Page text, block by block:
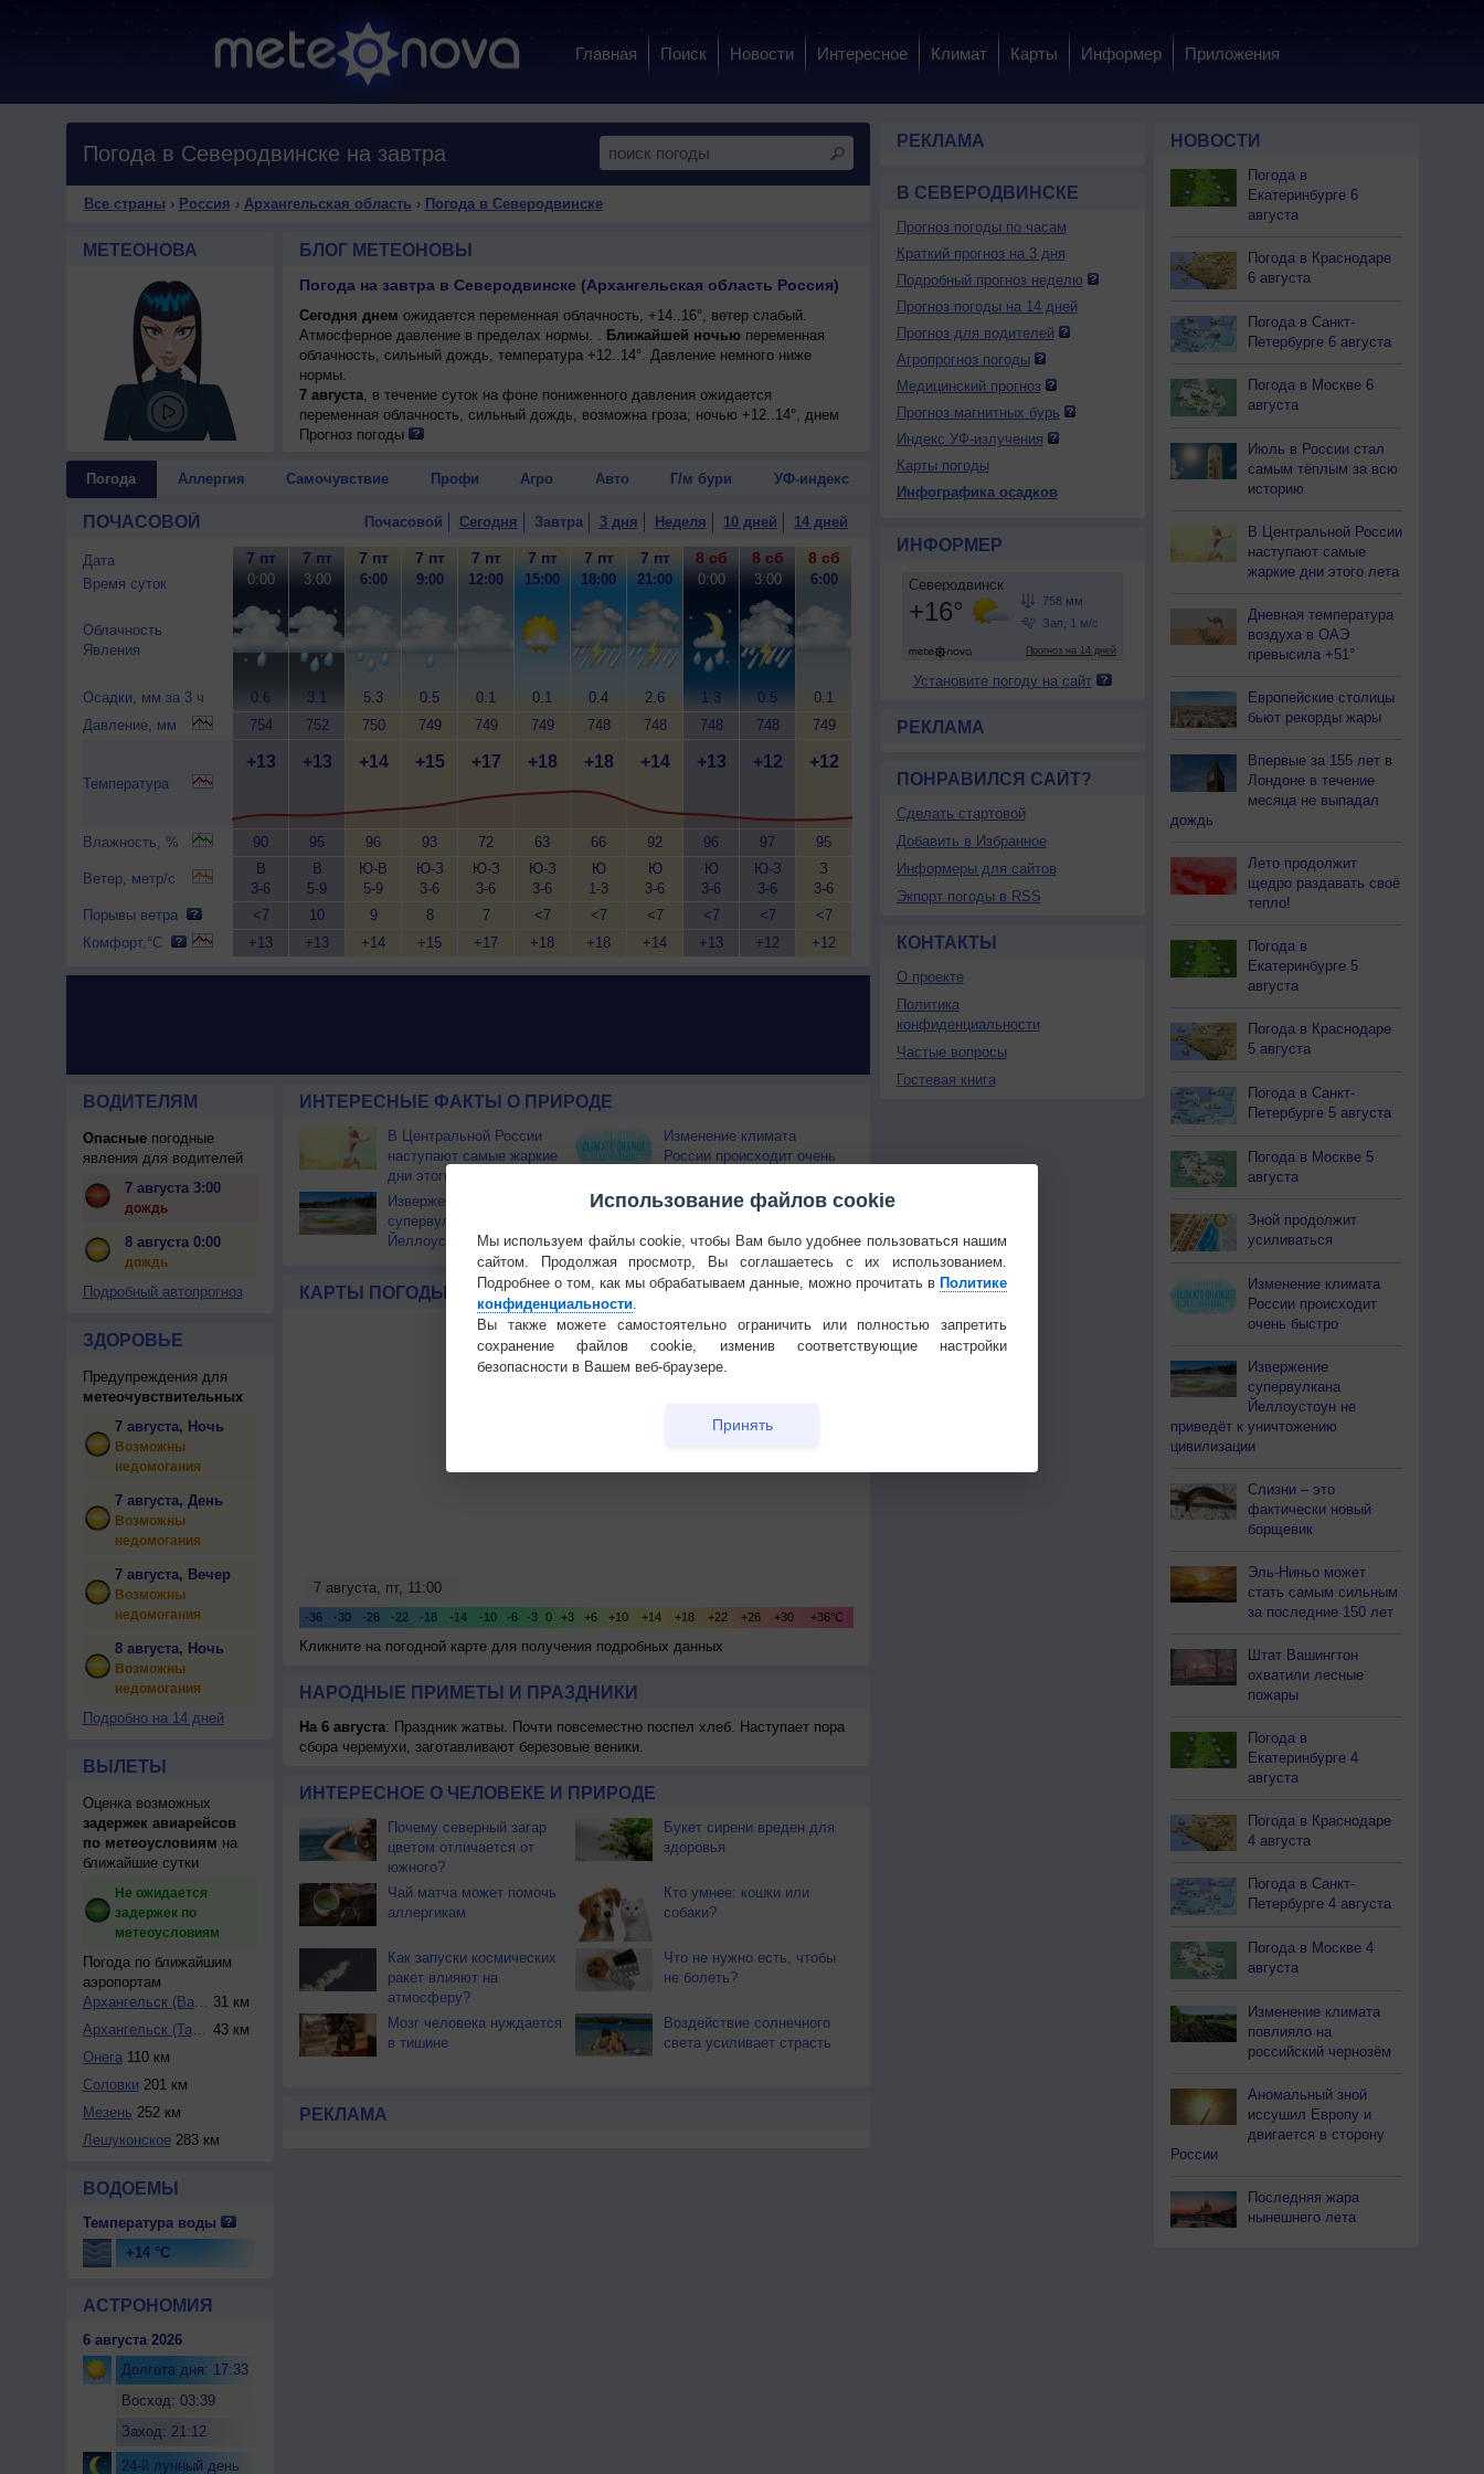
Главная Поиск Новости Интересное Климат Карты Информер Приложения
Погода в Северодвинске на завтра
Все страны › Россия › Архангельская область › Погода в Северодвинске
МЕТЕОНОВА БЛОГ МЕТЕОНОВЫ
Погода на завтра в Северодвинске (Архангельская область Россия)
Сегодня днем ожидается переменная облачность, +14..16°, ветер слабый.
Атмосферное давление в пределах нормы. . Ближайшей ночьюпеременная
облачность, сильный дождь, температура +12..14°. Давление немного ниже
нормы.
7 августа, в течение суток на фоне пониженного давления ожидается
переменная облачность, сильный дождь, возможна гроза; ночью +12..14°, днем
+17..19°, ветер западный, умеренный.
Прогноз погоды
Погода Аллергия Самочувствие Профи Агро Авто Г/м бури УФ-индекс
ПОЧАСОВОЙ Почасовой Сегодня Завтра 3 дня Неделя 10 дней 14 дней
Дата
Время суток
Облачность
Явления
Осадки, мм за 3 ч
Давление, мм
Температура
Влажность, %
Ветер, метр/с
Порывы ветра
Комфорт,°C
7 пт
0:00
0.6
754
+13
90
В
3-6
<7
+13
7 пт
3:00
3.1
752
+13
95
В
5-9
10
+13
7 пт
6:00
5.3
750
+14
96
Ю-В
5-9
9
+14
7 пт
9:00
0.5
749
+15
93
Ю-З
3-6
8
+15
7 пт
12:00
0.1
749
+17
72
Ю-З
3-6
7
+17
7 пт
15:00
0.1
749
+18
63
Ю-З
3-6
<7
+18
7 пт
18:00
0.4
748
+18
66
Ю
1-3
<7
+18
7 пт
21:00
2.6
748
+14
92
Ю
3-6
<7
+14
8 сб
0:00
1.3
748
+13
96
Ю
3-6
<7
+13
8 сб
3:00
0.5
748
+12
97
Ю-З
3-6
<7
+12
8 сб
6:00
0.1
749
+12
95
З
3-6
<7
+12
ВОДИТЕЛЯМ
Опасныепогодные
явления для водителей
7 августа 3:00
дождь
8 августа 0:00
дождь
Подробный автопрогноз
ЗДОРОВЬЕ
Предупреждения для
метеочувствительных
7 августа, Ночь
Возможны
недомогания
7 августа, День
Возможны
недомогания
7 августа, Вечер
Возможны
недомогания
8 августа, Ночь
Возможны
недомогания
Подробно на 14 дней
ВЫЛЕТЫ
Оценка возможных
задержек авиарейсов
по метеоусловиям на
ближайшие сутки
Не ожидается
задержек по
метеоусловиям
Погода по ближайшим
аэропортам
Архангельск (Вась... 31 км
Архангельск (Тала... 43 км
Онега110 км
Соловки 201 км
Мезень 252 км
Лешуконское283 км
ВОДОЕМЫ
Температура воды
+14 °C
АСТРОНОМИЯ
6 августа 2026
Долгота дня: 17:33
Восход: 03:39
Заход: 21:12
24-й лунный день
ИНТЕРЕСНЫЕ ФАКТЫ О ПРИРОДЕ
В Центральной России
наступают самые жаркие
дни этого лета
Изменение климата
России происходит очень
Извержение
супервулкана
Йеллоустоун не приведёт
к уничтожению
Штат Вашингтон охватили
КАРТЫ ПОГОДЫ Температура Облачность Осадки
Кликните на погодной карте для получения подробных данных
НАРОДНЫЕ ПРИМЕТЫ И ПРАЗДНИКИ
На 6 августа: Праздник жатвы. Почти повсеместно поспел хлеб. Наступает пора
сбора черемухи, заготавливают березовые веники.
ИНТЕРЕСНОЕ О ЧЕЛОВЕКЕ И ПРИРОДЕ
Почему северный загар
цветом отличается от
южного?
Букет сирени вреден для
здоровья
Чай матча может помочь
аллергикам
Кто умнее: кошки или
собаки?
Как запуски космических
ракет влияют на
атмосферу?
Что не нужно есть, чтобы
не болеть?
Мозг человека нуждается
в тишине
Воздействие солнечного
света усиливает страсть
РЕКЛАМА
РЕКЛАМА
В СЕВЕРОДВИНСКЕ
Прогноз погоды по часам
Краткий прогноз на 3 дня
Подробный прогноз неделю
Прогноз погоды на 14 дней
Прогноз для водителей
Агропрогноз погоды
Медицинский прогноз
Прогноз магнитных бурь
Индекс УФ-излучения
Карты погоды
Инфографика осадков
ИНФОРМЕР
Установите погоду на сайт
РЕКЛАМА
ПОНРАВИЛСЯ САЙТ?
Сделать стартовой
Добавить в Избранное
Информеры для сайтов
Экпорт погоды в RSS
КОНТАКТЫ
О проекте
Политика
конфиденциальности
Частые вопросы
Гостевая книга
НОВОСТИ
Погода в
Екатеринбурге 6
августа
Погода в Краснодаре
6 августа
Погода в Санкт-
Петербурге 6 августа
Погода в Москве 6
августа
Июль в России стал
самым тёплым за всю
историю
В Центральной России
наступают самые
жаркие дни этого лета
Дневная температура
воздуха в ОАЭ
превысила +51°
Европейские столицы
бьют рекорды жары
Впервые за 155 лет в
Лондоне в течение
месяца не выпадал
дождь
Лето продолжит
щедро раздавать своё
тепло!
Погода в
Екатеринбурге 5
августа
Погода в Краснодаре
5 августа
Погода в Санкт-
Петербурге 5 августа
Погода в Москве 5
августа
Зной продолжит
усиливаться
Изменение климата
России происходит
очень быстро
Извержение
супервулкана
Йеллоустоун не
приведёт к уничтожению
цивилизации
Слизни – это
фактически новый
борщевик
Эль-Ниньо может
стать самым сильным
за последние 150 лет
Штат Вашингтон
охватили лесные
пожары
Погода в
Екатеринбурге 4
августа
Погода в Краснодаре
4 августа
Погода в Санкт-
Петербурге 4 августа
Погода в Москве 4
августа
Изменение климата
повлияло на
российский чернозём
Аномальный зной
иссушил Европу и
двигается в сторону
России
Последняя жара
нынешнего лета
Использование файлов cookie
Мы используем файлы cookie, чтобы Вам было удобнее пользоваться нашим
сайтом. Продолжая просмотр, Вы соглашаетесь с их использованием.
Подробнее о том, как мы обрабатываем данные, можно прочитать в Политике
конфиденциальности
Вы также можете самостоятельно ограничить или полностью запретить
сохранение файлов cookie, изменив соответствующие настройки
безопасности в Вашем веб-браузере.
Принять